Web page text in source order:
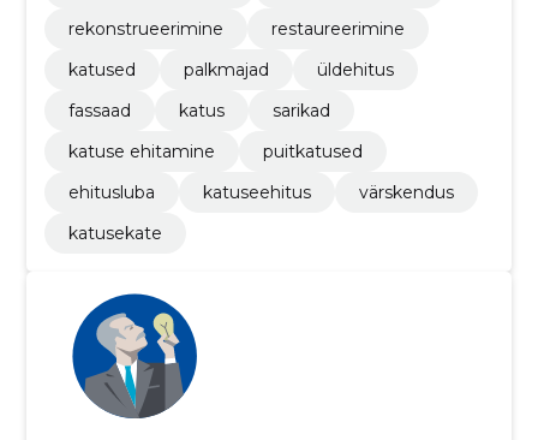
rekonstrueerimine
restaureerimine
katused
palkmajad
üldehitus
fassaad
katus
sarikad
katuse ehitamine
puitkatused
ehitusluba
katuseehitus
värskendus
katusekate